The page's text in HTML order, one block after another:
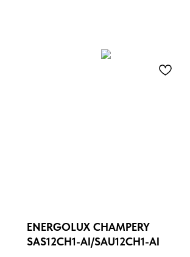
ENERGOLUX CHAMPERY
SAS12CH1-AI/SAU12CH1-AI